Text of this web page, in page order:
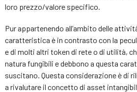
loro prezzo/valore specifico.
Pur appartenendo all’ambito delle
caratteristica è in contrasto con la
e di molti altri token di rete o di utilità,
natura fungibili e debbono a questa
suscitano. Questa considerazione è di
a rivalutare il concetto di asset